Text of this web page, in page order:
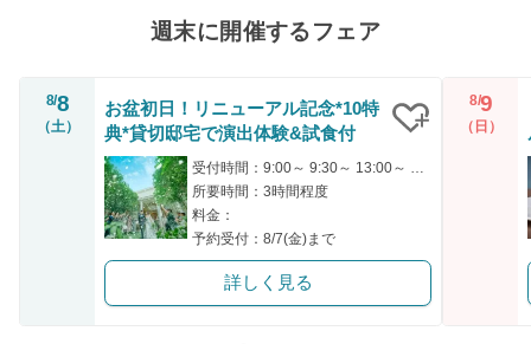
週末に開催するフェア
8/8
（土）
お盆初日！リニューアル記念*10特
典*貸切邸宅で演出体験&試食付
受付時間：9:00～ 9:30～ 13:00～ 14:15～ 14:45～
所要時間：3時間程度
料金：
予約受付：8/7(金)まで
詳しく見る
8/9
（日）